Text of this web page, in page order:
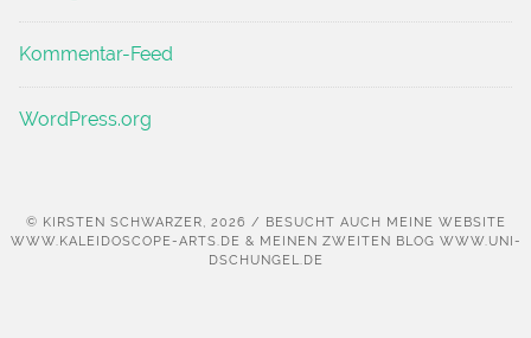
Kommentar-Feed
WordPress.org
© KIRSTEN SCHWARZER, 2026 / BESUCHT AUCH MEINE WEBSITE
WWW.KALEIDOSCOPE-ARTS.DE & MEINEN ZWEITEN BLOG WWW.UNI-
DSCHUNGEL.DE